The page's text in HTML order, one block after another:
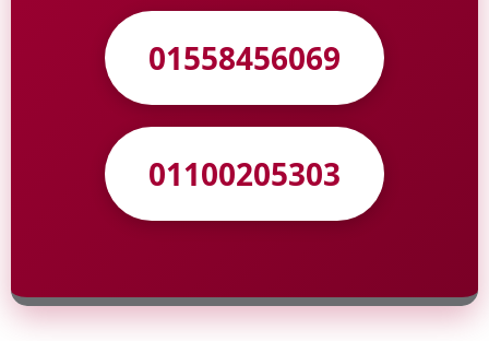
01558456069
01100205303